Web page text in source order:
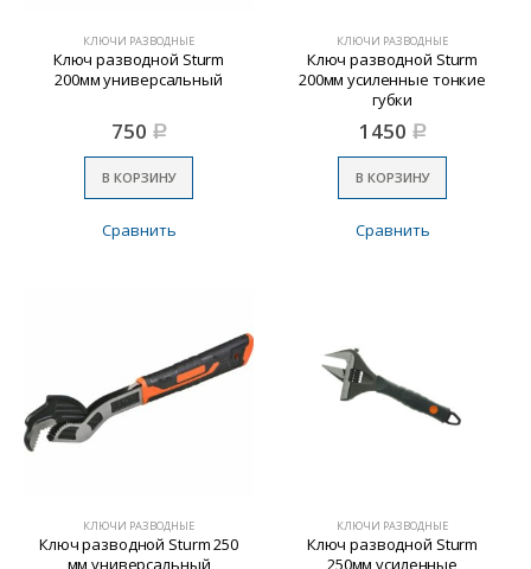
КЛЮЧИ РАЗВОДНЫЕ
Ключ разводной Sturm
200мм универсальный
750 Р
В КОРЗИНУ
Сравнить
КЛЮЧИ РАЗВОДНЫЕ
Ключ разводной Sturm
200мм усиленные тонкие
губки
1450 Р
В КОРЗИНУ
Сравнить
КЛЮЧИ РАЗВОДНЫЕ
Ключ разводной Sturm 250
мм универсальный
КЛЮЧИ РАЗВОДНЫЕ
Ключ разводной Sturm
250мм усиленные